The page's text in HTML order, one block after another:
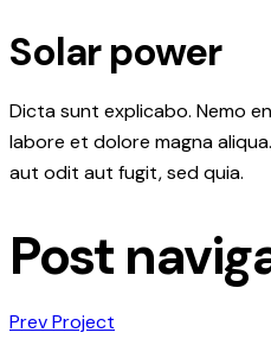
Solar power
Dicta sunt explicabo. Nemo
labore et dolore magna
aut odit aut fugit, sed quia.
Post
Prev Project